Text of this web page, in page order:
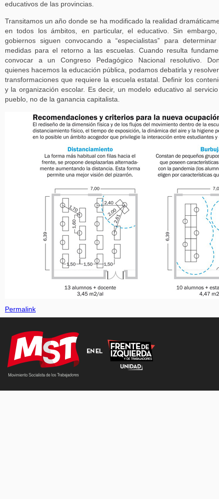
educativos de las provincias.
Transitamos un año donde se ha modificado la realidad
en todos los ámbitos, en particular, el educativo. Sin
gobiernos siguen convocando a “especialistas” para
medidas para el retorno a las escuelas. Cuando resulta
convocar a un Congreso Pedagógico Nacional resolutivo.
quienes hacemos la educación pública, podamos debatirla y
transformaciones que requiere la escuela estatal. Definir los
y la organización escolar. Es decir, un modelo educativo al
pueblo, no de la ganancia capitalista.
Permalink